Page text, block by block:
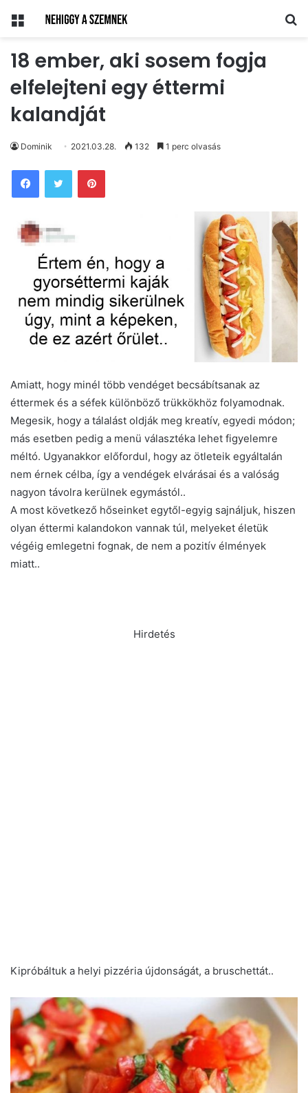
Menü
18 ember, aki sosem fogja
elfelejteni egy éttermi
kalandját
Dominik 2021.03.28. 132 1 perc olvasás
Pinterest
Amiatt, hogy minél több vendéget becsábítsanak az
éttermek és a séfek különböző trükkökhöz folyamodnak.
Megesik, hogy a tálalást oldják meg kreatív, egyedi módon;
más esetben pedig a menü választéka lehet figyelemre
méltó. Ugyanakkor előfordul, hogy az ötleteik egyáltalán
nem érnek célba, így a vendégek elvárásai és a valóság
nagyon távolra kerülnek egymástól..
A most következő hőseinket egytől-egyig sajnáljuk, hiszen
olyan éttermi kalandokon vannak túl, melyeket életük
végéig emlegetni fognak, de nem a pozitív élmények
miatt..
Hirdetés
Kipróbáltuk a helyi pizzéria újdonságát, a bruschettát..